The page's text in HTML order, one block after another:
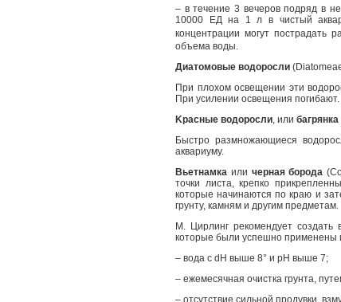
– в течение 3 вечеров подряд в
10000 ЕД на 1 л в чистый
концентрации могут пострадать
объема воды.
Диатомовые водоросли
При плохом освещении эти
При усилении освещения погибают.
Kрасные водоросли, или багрянка
Быстро размножающиеся
аквариуму.
Вьетнамка или черная борода
точки листа, крепко
которые начинаются по краю и
грунту, камням и другим предметам.
М. Цирлинг рекомендует создать
которые были успешно применены
– вода с dH выше 8° и рН выше 7;
– ежемесячная очистка грунта,
– отсутствие сильной продувки,